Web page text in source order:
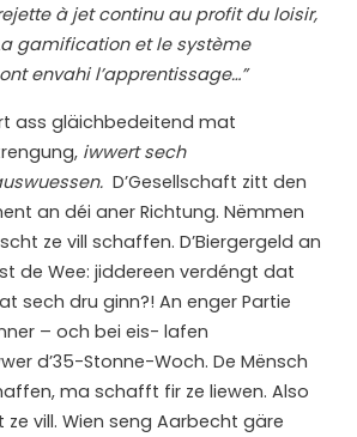
à jet continu au profit du loisir,
gamification et le système
envahi l’apprentissage…”
ass gläichbedeitend mat
iwwert sech
D’Gesellschaft zitt den
an déi aner Richtung. Nëmmen
ze vill schaffen. D’Biergergeld an
de Wee: jiddereen verdéngt dat
sech dru ginn?! An enger Partie
– och bei eis- lafen
d’35-Stonne-Woch. De Mënsch
ma schafft fir ze liewen. Also
vill. Wien seng Aarbecht gäre